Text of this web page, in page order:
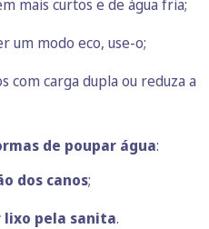
mais curtos e de água fria;
um modo eco, use-o;
com carga dupla ou reduza a
de poupar água:
dos canos;
pela sanita.